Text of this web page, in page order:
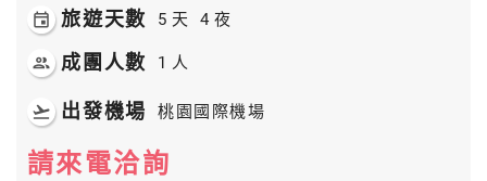
event 旅遊天數 5 天 4 夜
people 成團人數 1 人
flight_takeoff 出發機場 桃園國際機場
請來電洽詢